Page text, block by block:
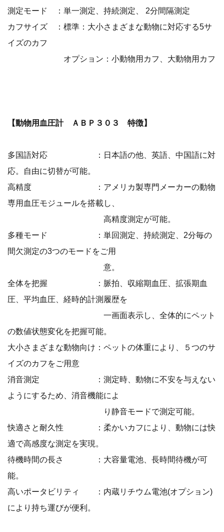
測定モード ：単一測定、持続測定、 2分間隔測定
カフサイズ ：標準：大小さまざまな動物に対応する5サ
イズのカフ
オプション：小動物用カフ、大動物用カフ
【動物用血圧計 ＡＢＰ３０３ 特徴】
多国語対応 ：日本語の他、英語、中国語に対
応。自由に切替が可能。
高精度 ：アメリカ製専門メーカーの動物
専用血圧モジュールを搭載し、
高精度測定が可能。
多種モード ：単回測定、持続測定、2分毎の
間欠測定の3つのモードをご用
意。
全体を把握 ：脈拍、収縮期血圧、拡張期血
圧、平均血圧、経時的計測履歴を
一画面表示し、全体的にペット
の数値状態変化を把握可能。
大小さまざまな動物向け：ペットの体重により、５つのサ
イズのカフをご用意
消音測定 ：測定時、動物に不安を与えない
ようにするため、消音機能によ
り静音モードで測定可能。
快適さと耐久性 ：柔かいカフにより、動物には快
適で高感度な測定を実現。
待機時間の長さ ：大容量電池、長時間待機が可
能。
高いポータビリティ ：内蔵リチウム電池(オプション)
により持ち運びが便利。